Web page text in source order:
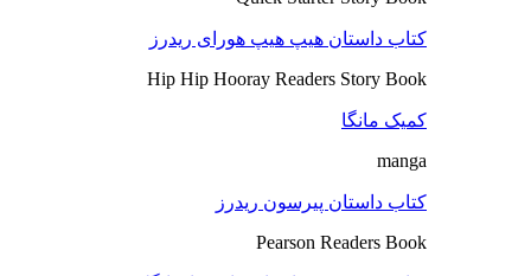
کتاب داستان هیپ هیپ هورای ریدرز
Hip Hip Hooray Readers Story Book
کمیک مانگا
manga
کتاب داستان پیرسون ریدرز
Pearson Readers Book